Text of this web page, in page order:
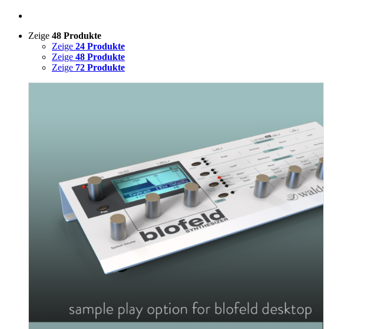
Zeige 48 Produkte
Zeige 24 Produkte
Zeige 48 Produkte
Zeige 72 Produkte